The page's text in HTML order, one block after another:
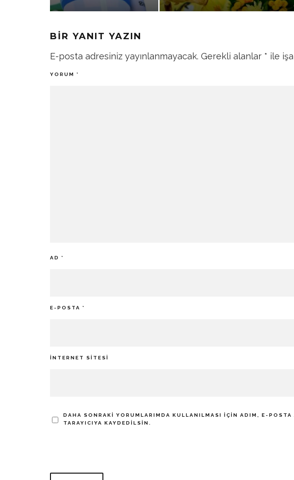
BIR YANIT YAZIN
E-posta adresiniz yayınlanmayacak. Gerekli alanlar * ile
YORUM *
AD *
E-POSTA *
İNTERNET SITESI
DAHA SONRAKI YORUMLARIMDA KULLANILMASI IÇIN ADIM, E-POSTA
TARAYICIYA KAYDEDILSIN.